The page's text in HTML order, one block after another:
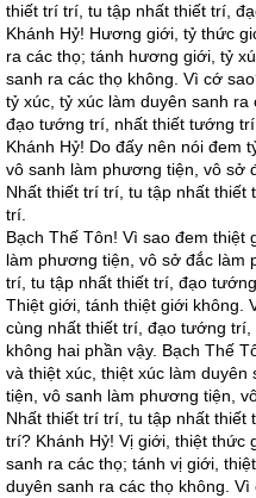
thiết trí trí, tu tập nhất thiết trí,
Khánh Hỷ! Hương giới, tỷ thức
ra các thọ; tánh hương giới, tỷ
sanh ra các thọ không. Vì cớ
tỷ xúc, tỷ xúc làm duyên sanh
đạo tướng trí, nhất thiết tướng
Khánh Hỷ! Do đấy nên nói đem
vô sanh làm phương tiện, vô sở
Nhất thiết trí trí, tu tập nhất
trí.
Bạch Thế Tôn! Vì sao đem thiệt
làm phương tiện, vô sở đắc làm
trí, tu tập nhất thiết trí, đạo
Thiệt giới, tánh thiệt giới không.
cùng nhất thiết trí, đạo tướng
không hai phần vậy. Bạch Thế
và thiệt xúc, thiệt xúc làm
tiện, vô sanh làm phương tiện,
Nhất thiết trí trí, tu tập nhất
trí? Khánh Hỷ! Vị giới, thiệt thức
sanh ra các thọ; tánh vị giới,
duyên sanh ra các thọ không.